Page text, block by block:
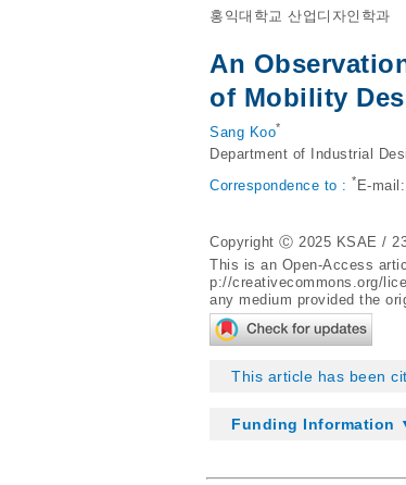
홍익대학교 산업디자인학과
An
of Mobility
Sang Koo*
Department of Industrial
Correspondence to : * E-
Copyright Ⓒ 2025 KSAE /
This is an Open-Access
p://creativecommons.org/
any medium provided the
This article has been
Funding Information